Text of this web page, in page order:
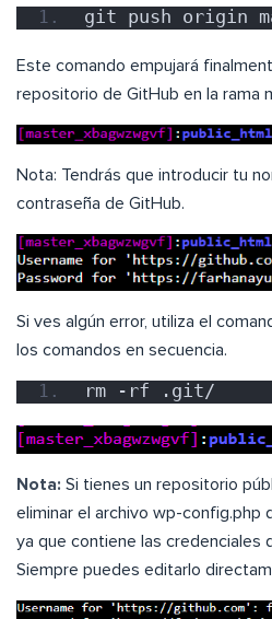
git push origin
Este comando empujará
repositorio de GitHub en la rama
Nota: Tendrás que introducir tu
contraseña de GitHub.
Si ves algún error, utiliza el
los comandos en secuencia.
rm -rf .git/
Nota: Si tienes un repositorio
eliminar el archivo wp-config.php
ya que contiene las credenciales
Siempre puedes editarlo